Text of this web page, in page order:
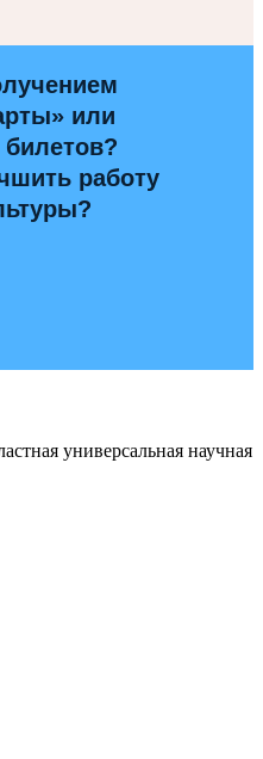
или
работу
универсальная научная